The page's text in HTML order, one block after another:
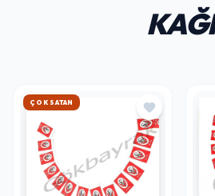
ÇOK SATAN